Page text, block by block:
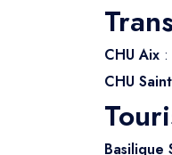
CHU Aix :
CHU
Basilique